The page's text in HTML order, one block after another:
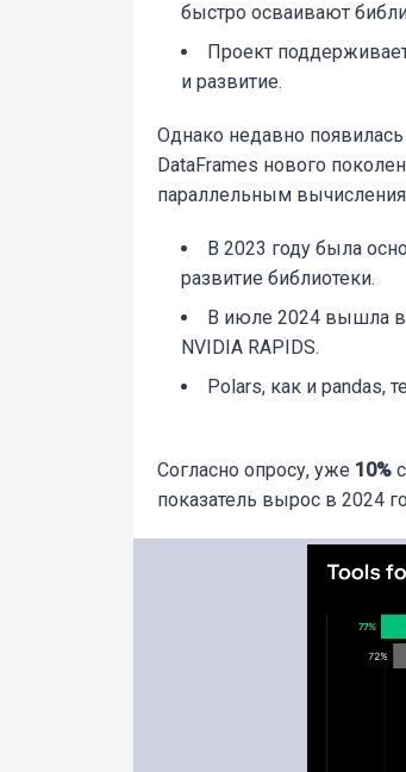
быстро осваивают
Проект
и развитие.
Однако недавно
DataFrames нового
параллельным
В 2023 году была
развитие библиотеки.
В июле 2024 вышла
NVIDIA RAPIDS.
Polars, как и pandas,
Согласно опросу, уже 10%
показатель вырос в 2024